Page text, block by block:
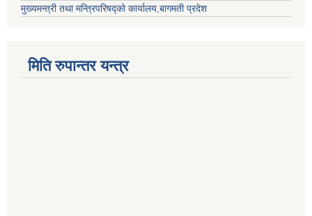
मुख्यमन्त्री तथा मन्त्रिपरिषद्को कार्यालय,बागमती प्रदेश
मिति रुपान्तर यन्त्र